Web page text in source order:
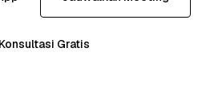
Gratis